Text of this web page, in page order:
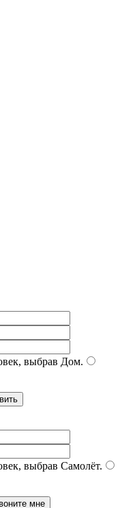
выбрав Дом.
выбрав Самолёт.